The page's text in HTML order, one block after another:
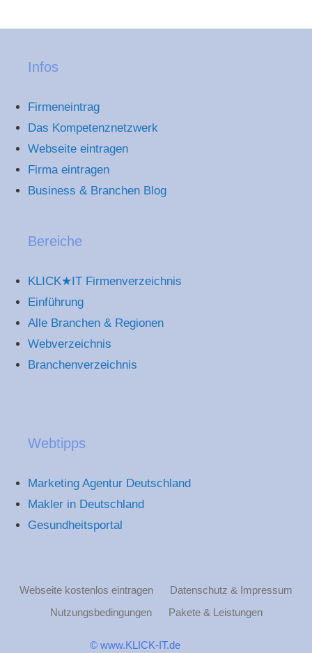
Infos
Firmeneintrag
Das Kompetenznetzwerk
Webseite eintragen
Firma eintragen
Business & Branchen Blog
Bereiche
KLICK★IT Firmenverzeichnis
Einführung
Alle Branchen & Regionen
Webverzeichnis
Branchenverzeichnis
Webtipps
Marketing Agentur Deutschland
Makler in Deutschland
Gesundheitsportal
Webseite kostenlos eintragen
Datenschutz & Impressum
Nutzungsbedingungen
Pakete & Leistungen
© www.KLICK-IT.de